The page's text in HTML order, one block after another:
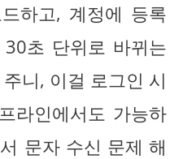
하고, 계정에 등록
초 단위로 바뀌는
니, 이걸 로그인 시
라인에서도 가능하
문자 수신 문제 해